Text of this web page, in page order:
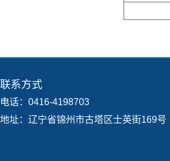
联系方式
电话：0416-4198703
地址：辽宁省锦州市古塔区士英街169号